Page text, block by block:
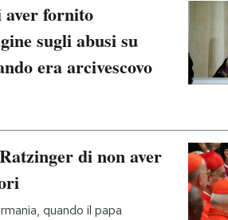
aver fornito
sugli abusi su
era arcivescovo
di non aver
quando il papa